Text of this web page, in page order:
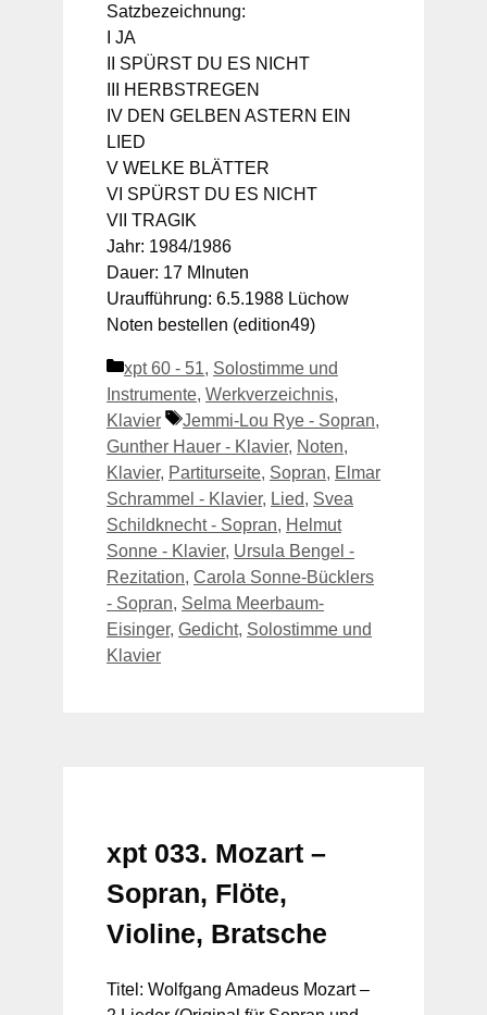
Satzbezeichnung:
I JA
II SPÜRST DU ES NICHT
III HERBSTREGEN
IV DEN GELBEN ASTERN EIN
LIED
V WELKE BLÄTTER
VI SPÜRST DU ES NICHT
VII TRAGIK
Jahr: 1984/1986
Dauer: 17 MInuten
Uraufführung: 6.5.1988 Lüchow
Noten bestellen (edition49)
Kategorien
xpt 60 - 51, Solostimme und
Instrumente, Werkverzeichnis,
Klavier
Schlagwörter
Jemmi-Lou Rye - Sopran,
Gunther Hauer - Klavier, Noten,
Klavier, Partiturseite, Sopran, Elmar
Schrammel - Klavier, Lied, Svea
Schildknecht - Sopran, Helmut
Sonne - Klavier, Ursula Bengel -
Rezitation, Carola Sonne-Bücklers
- Sopran, Selma Meerbaum-
Eisinger, Gedicht, Solostimme und
Klavier
xpt 033. Mozart –
Sopran, Flöte,
Violine, Bratsche
Titel: Wolfgang Amadeus Mozart –